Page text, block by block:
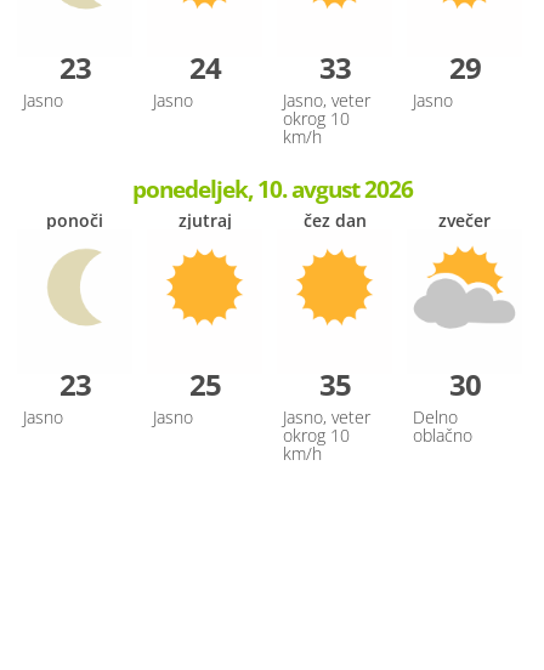
23
Jasno
24
Jasno
33
Jasno, veter
okrog 10
km/h
29
Jasno
ponedeljek, 10. avgust 2026
ponoči
23
Jasno
zjutraj
25
Jasno
čez dan
35
Jasno, veter
okrog 10
km/h
zvečer
30
Delno
oblačno